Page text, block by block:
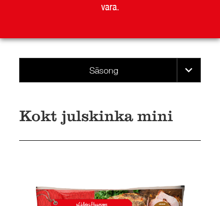
vara.
Säsong
Kokt julskinka mini